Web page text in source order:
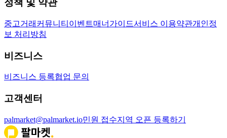
정책 및 약관
중고거래 커뮤니티 이벤트매너가이드서비스 이용약관개인정
보 처리방침
비즈니스
비즈니스 등록협업 문의
고객센터
palmarket@palmarket.io민원 접수지역 오픈 등록하기